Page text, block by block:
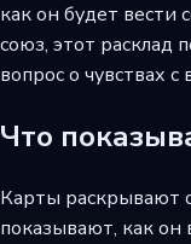
как он будет вести
союз, этот расклад
вопрос о чувствах
Что
Карты раскрывают
показывают, как он